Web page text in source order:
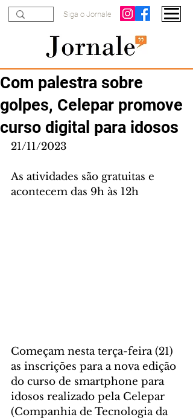
Siga o Jornale
Com palestra sobre
golpes, Celepar promove
curso digital para idosos
21/11/2023
As atividades são gratuitas e
acontecem das 9h às 12h
Começam nesta terça-feira (21)
as inscrições para a nova edição
do curso de smartphone para
idosos realizado pela Celepar
(Companhia de Tecnologia da